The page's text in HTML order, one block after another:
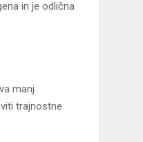
in je odlična
manj
trajnostne